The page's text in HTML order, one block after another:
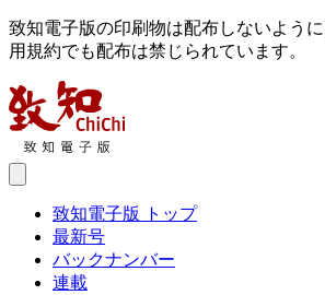
致知電子版の印刷物は配布しないよう
用規約でも配布は禁じられています。
致知電子版 トップ
最新号
バックナンバー
連載